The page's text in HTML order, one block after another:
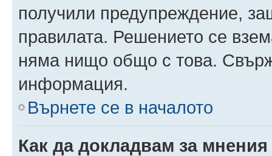
получили предупреждение,
правилата. Решението се
няма нищо общо с това.
информация.
Върнете се в началото
Как да докладвам за